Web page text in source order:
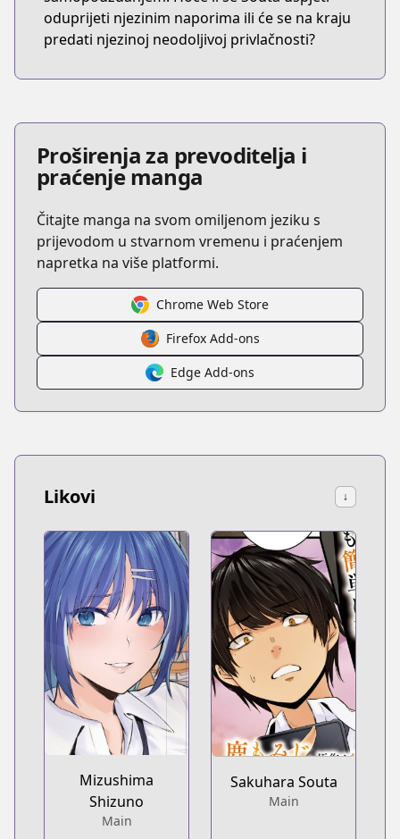
oduprijeti njezinim naporima ili će se na kraju
predati njezinoj neodoljivoj privlačnosti?
Proširenja za prevoditelja i
praćenje manga
Čitajte manga na svom omiljenom jeziku s
prijevodom u stvarnom vremenu i praćenjem
napretka na više platformi.
Chrome Web Store
Firefox Add-ons
Edge Add-ons
Likovi ↓
Mizushima
Shizuno
Main
Sakuhara Souta
Main